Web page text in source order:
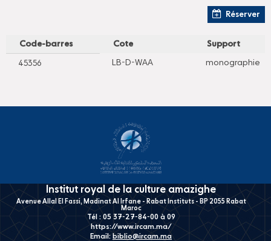
Réserver
Code-barres Cote Support
45356 LB-D-WAA monographie
Institut royal de la culture amazighe
Avenue Allal El Fassi, Madinat Al Irfane - Rabat Instituts - BP 2055 Rabat
Maroc
Tél : 05 37-27-84-00 à 09
https://www.ircam.ma/
Email: biblio@ircam.ma